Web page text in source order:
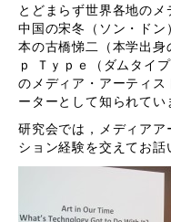
とどまらず世界各地のメ
中国の宋冬（ソン・ドン
本の古橋悌二（本学出身
ｐ Ｔｙｐｅ（ダムタイ
のメディア・アーティ
ーターとして知られてい
研究会では，メディア
ション経験を交えてお話